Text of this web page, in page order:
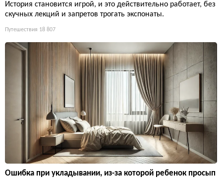
История становится игрой, и это действительно работает, без
скучных лекций и запретов трогать экспонаты.
Путешествия 18 807
Ошибка при укладывании, из-за которой ребенок просып